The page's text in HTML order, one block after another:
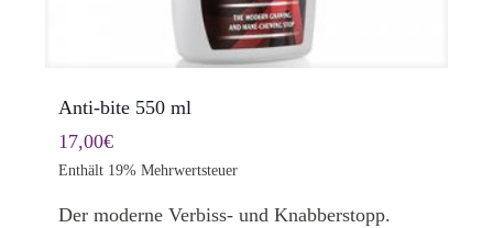
Anti-bite 550 ml
17,00€
Enthält 19% Mehrwertsteuer
Der moderne Verbiss- und Knabberstopp.